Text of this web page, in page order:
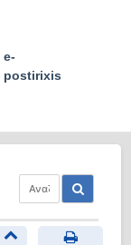
e-
postirixis